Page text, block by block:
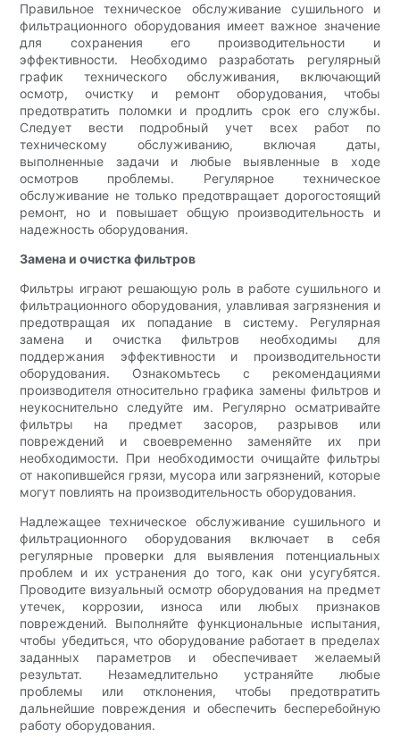
Правильное техническое обслуживание сушильного и
фильтрационного оборудования имеет важное значение
для сохранения его производительности и
эффективности. Необходимо разработать регулярный
график технического обслуживания, включающий
осмотр, очистку и ремонт оборудования, чтобы
предотвратить поломки и продлить срок его службы.
Следует вести подробный учет всех работ по
техническому обслуживанию, включая даты,
выполненные задачи и любые выявленные в ходе
осмотров проблемы. Регулярное техническое
обслуживание не только предотвращает дорогостоящий
ремонт, но и повышает общую производительность и
надежность оборудования.
Замена и очистка фильтров
Фильтры играют решающую роль в работе сушильного и
фильтрационного оборудования, улавливая загрязнения и
предотвращая их попадание в систему. Регулярная
замена и очистка фильтров необходимы для
поддержания эффективности и производительности
оборудования. Ознакомьтесь с рекомендациями
производителя относительно графика замены фильтров и
неукоснительно следуйте им. Регулярно осматривайте
фильтры на предмет засоров, разрывов или
повреждений и своевременно заменяйте их при
необходимости. При необходимости очищайте фильтры
от накопившейся грязи, мусора или загрязнений, которые
могут повлиять на производительность оборудования.
Надлежащее техническое обслуживание сушильного и
фильтрационного оборудования включает в себя
регулярные проверки для выявления потенциальных
проблем и их устранения до того, как они усугубятся.
Проводите визуальный осмотр оборудования на предмет
утечек, коррозии, износа или любых признаков
повреждений. Выполняйте функциональные испытания,
чтобы убедиться, что оборудование работает в пределах
заданных параметров и обеспечивает желаемый
результат. Незамедлительно устраняйте любые
проблемы или отклонения, чтобы предотвратить
дальнейшие повреждения и обеспечить бесперебойную
работу оборудования.